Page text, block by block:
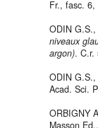
Fr., fasc.
ODIN
niveaux
argon). C.r.
ODIN
Acad. Sci.
ORBIGNY
Masson